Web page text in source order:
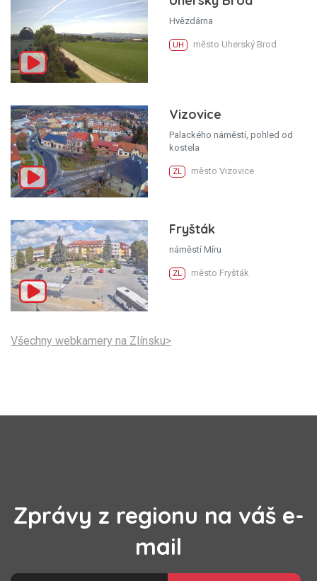
Hvězdárna
UH město Uherský Brod
Vizovice
Palackého náměstí, pohled od
kostela
ZL město Vizovice
Fryšták
náměstí Míru
ZL město Fryšták
Všechny webkamery na Zlínsku>
Zprávy z regionu na váš e-
mail